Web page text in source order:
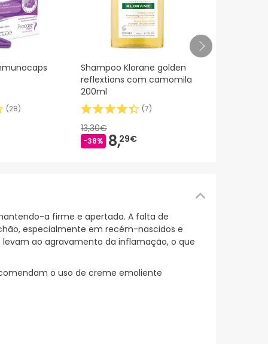
(28)
Shampoo Klorane golden
reflextions com camomila
200ml
(7)
13,30€
-38% 8,29€
a firme e apertada. A falta de
especialmente em recém-nascidos e
ao agravamento da inflamação, o que
o uso de creme emoliente